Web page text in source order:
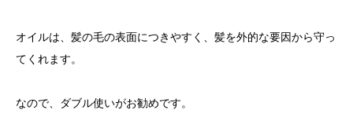
オイルは、髪の毛の表面につきやすく、髪を外的な要因から守っ
てくれます。
なので、ダブル使いがお勧めです。